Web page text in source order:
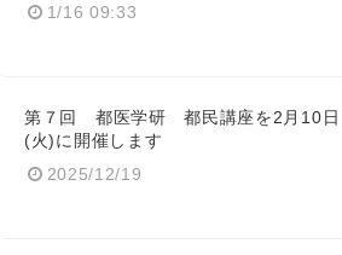
1/16 09:33
第７回 都医学研 都民講座を2月10日
(火)に開催します
2025/12/19